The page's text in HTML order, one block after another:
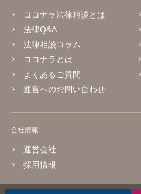
ココナラ法律相談とは
法律Q&A
法律相談コラム
ココナラとは
よくあるご質問
運営へのお問い合わせ
会社情報
運営会社
採用情報